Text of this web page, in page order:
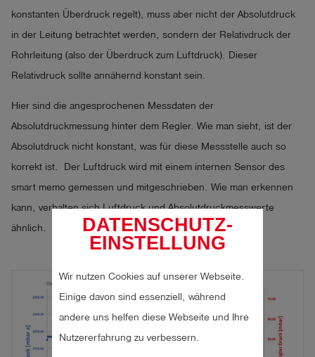
DATENSCHUTZ-
EINSTELLUNG
Wir nutzen Cookies auf unserer Webseite.
Einige davon sind essenziell, während
andere uns helfen diese Webseite und Ihre
Nutzererfahrung zu verbessern.
konstanten Überdruck regelt), muss aber nicht der Absolutdruck
in der Leitung betrachtet werden, sondern der Relativdruck der
Rohrleitung (also der Überdruck zum Luftdruck). Dieser
Relativdruck sollte annähernd konstant sein.
Hier sind die angesprochenen Messdaten der
Absolutdruckmessung hinter dem Regler. Wie man sieht, ist der
Absolutdruck nicht konstant, was für diese Messstelle auch so
korrekt ist. Der Luftdruck wird mit einem internen Sensor des
smart memo gemessen und mitgeschrieben. Wie man erkennen
kann, verhalten sich Luftdruck und Absolutdruckmesswerte
ähnlich.